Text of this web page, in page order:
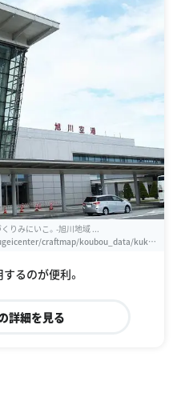
りみにいこ。-旭川地域 ...
craftmap/koubou_data/kuko.
るのが便利。
詳細を見る